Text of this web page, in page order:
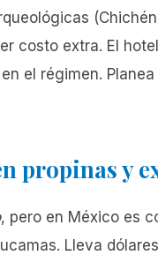
costo extra. El
el régimen.
propinas y
, pero en México es
Lleva